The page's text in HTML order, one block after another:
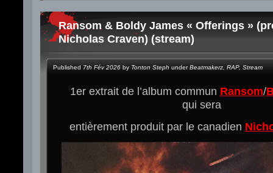
Ransom & Boldy James « Offerings »
Nicholas Craven) (stream)
Published 7th Fév 2026 by Tonton Steph underBeatmakerz RAP, Stream
1er extrait de l’album commun Ransom/
qui sera
entièrement produit par le canadien